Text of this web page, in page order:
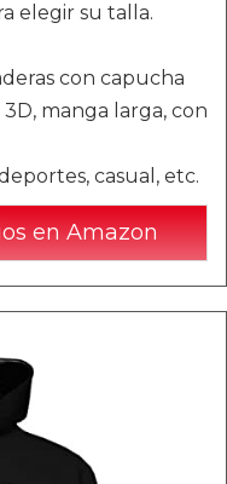
elegir su talla.
con capucha
manga larga, con
casual, etc.
en Amazon